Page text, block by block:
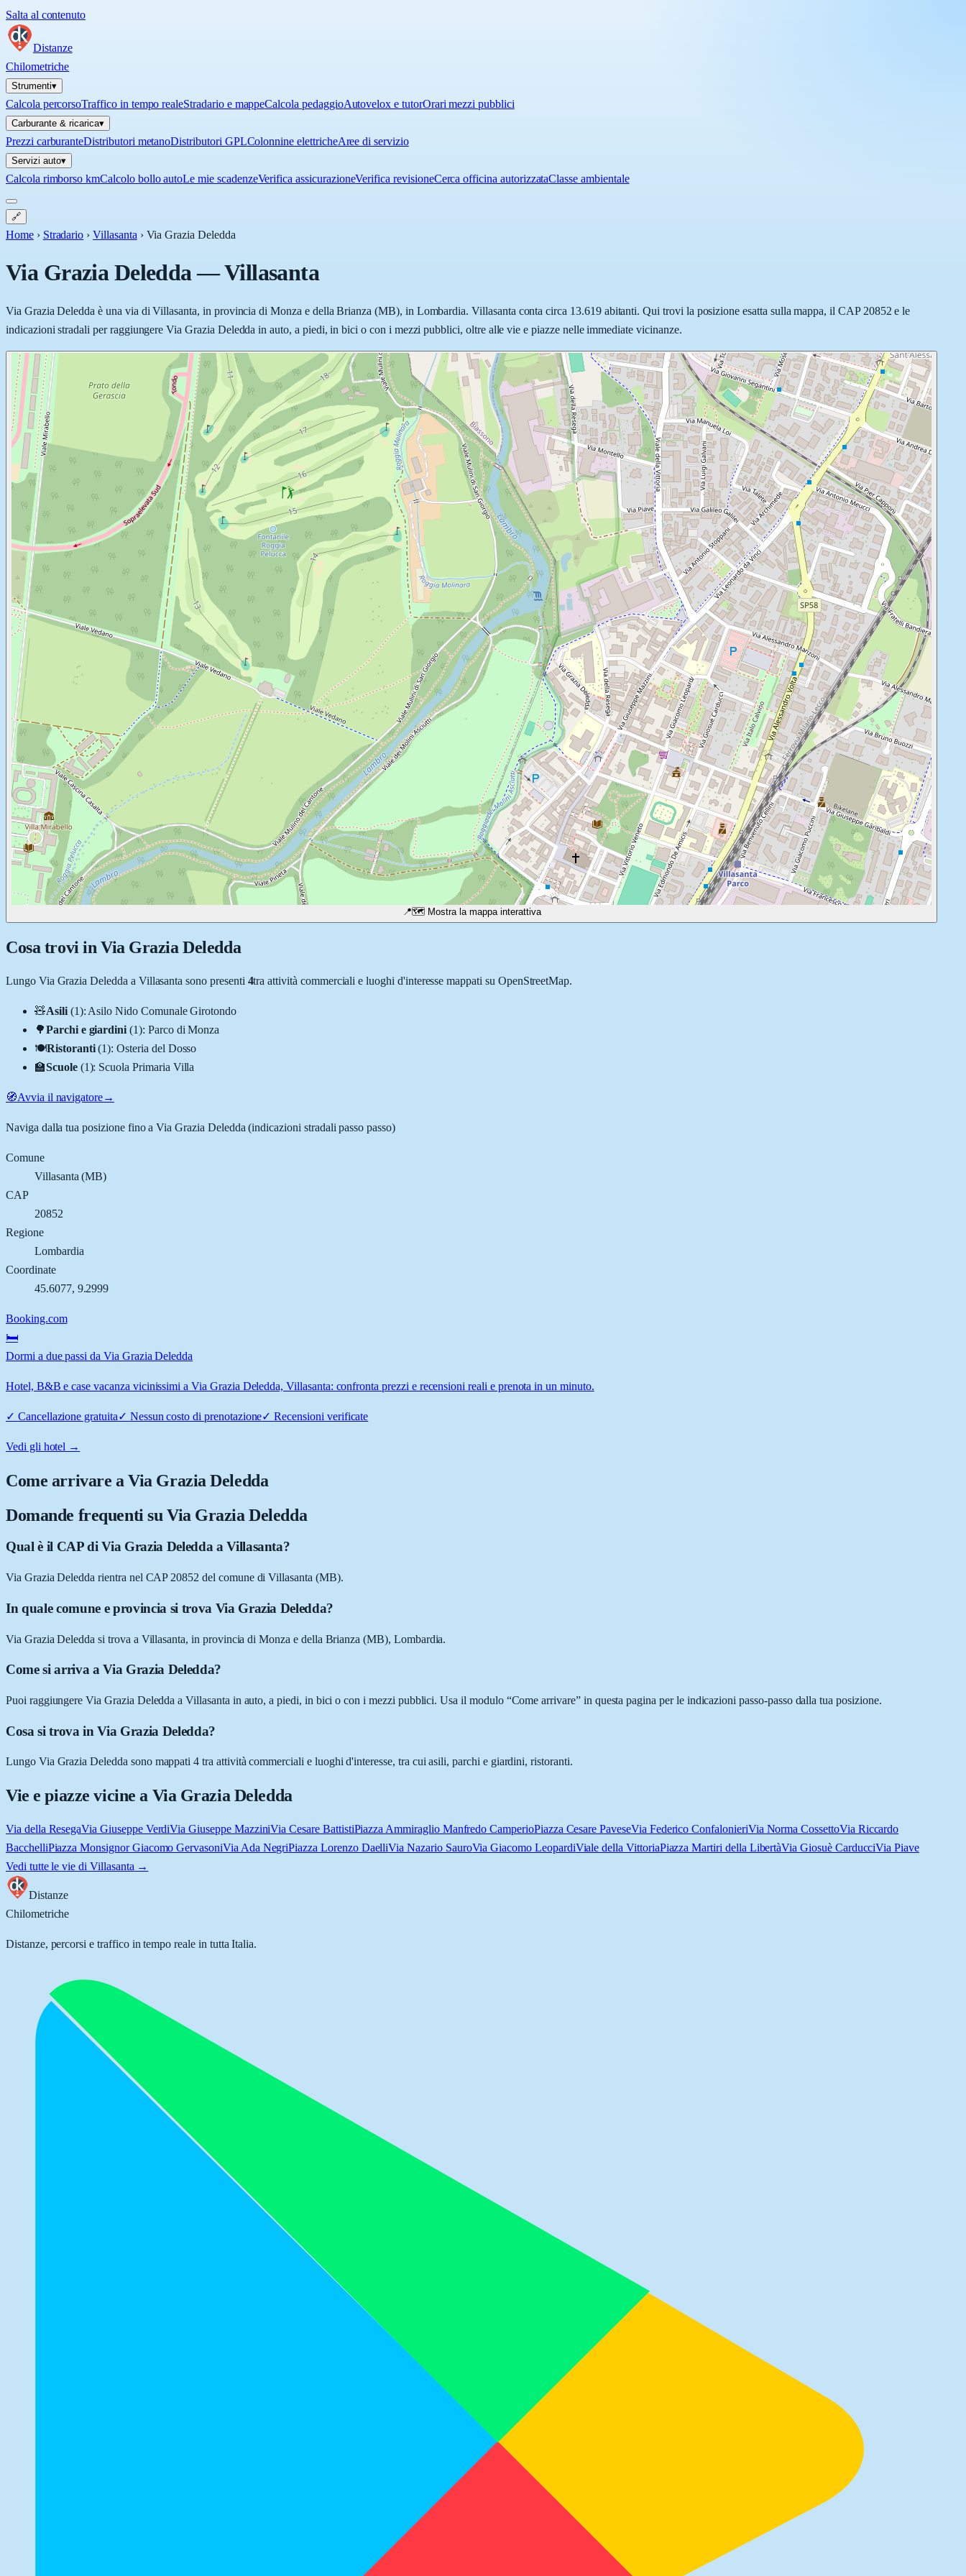
Salta al contenuto
Distanze
Chilometriche
Strumenti▾
Calcola percorsoTraffico in tempo realeStradario e mappeCalcola pedaggioAutovelox e tutorOrari mezzi pubblici
Carburante & ricarica▾
Prezzi carburanteDistributori metanoDistributori GPLColonnine elettricheAree di servizio
Servizi auto▾
Calcola rimborso kmCalcolo bollo autoLe mie scadenzeVerifica assicurazioneVerifica revisioneCerca officina autorizzataClasse ambientale
🔗
Home › Stradario › Villasanta › Via Grazia Deledda
Via Grazia Deledda—Villasanta
Via Grazia Deledda è una via di Villasanta, in provincia di Monza e della Brianza (MB), in Lombardia. Villasanta conta circa 13.619 abitanti. Qui trovi la posizione esatta sulla mappa, il CAP 20852 e le
indicazioni stradali per raggiungere Via Grazia Deledda in auto, a piedi, in bici o con i mezzi pubblici, oltre alle vie e piazze nelle immediate vicinanze.
📍🗺️ Mostra la mappa interattiva
Cosa trovi in Via Grazia Deledda
Lungo Via Grazia Deledda a Villasanta sono presenti 4tra attività commerciali e luoghi d'interesse mappati su OpenStreetMap.
🧸Asili (1): Asilo Nido Comunale Girotondo
🌳Parchi e giardini (1): Parco di Monza
🍽️Ristoranti (1):Osteria del Dosso
🏫Scuole (1): Scuola Primaria Villa
🧭Avvia il navigatore→
Naviga dalla tua posizione fino aVia Grazia Deledda (indicazioni stradali passo passo)
Comune
Villasanta (MB)
CAP
20852
Regione
Lombardia
Coordinate
45.6077, 9.2999
Booking.com
🛏️
Dormi a due passi da Via Grazia Deledda
Hotel, B&B e case vacanza vicinissimi a Via Grazia Deledda, Villasanta: confronta prezzi e recensioni reali e prenota in un minuto.
✓ Cancellazione gratuita✓ Nessun costo di prenotazione✓Recensioni verificate
Vedi gli hotel →
Come arrivare aVia Grazia Deledda
Domande frequenti su Via Grazia Deledda
Qual è il CAP di Via Grazia Deledda a Villasanta?
Via Grazia Deledda rientra nel CAP 20852 del comune di Villasanta (MB).
In quale comune e provincia si trova Via Grazia Deledda?
Via Grazia Deledda si trova a Villasanta, in provincia di Monza e della Brianza (MB), Lombardia.
Come si arriva a Via Grazia Deledda?
Puoi raggiungere Via Grazia Deledda a Villasanta in auto, a piedi, in bici o con i mezzi pubblici. Usa il modulo “Come arrivare” in questa pagina per le indicazioni passo-passo dalla tua posizione.
Cosa si trova in Via Grazia Deledda?
Lungo Via Grazia Deledda sono mappati 4 tra attività commerciali e luoghi d'interesse, tra cui asili, parchi e giardini, ristoranti.
Vie e piazze vicine a Via Grazia Deledda
Via della ResegaVia Giuseppe VerdiVia Giuseppe MazziniVia Cesare BattistiPiazza Ammiraglio Manfredo CamperioPiazza Cesare PaveseVia Federico ConfalonieriVia Norma CossettoVia Riccardo
BacchelliPiazza Monsignor Giacomo GervasoniVia Ada NegriPiazza Lorenzo DaelliVia Nazario SauroVia Giacomo LeopardiViale della VittoriaPiazza Martiri della LibertàVia Giosuè CarducciVia Piave
Vedi tutte le vie di Villasanta →
Distanze
Chilometriche
Distanze, percorsi e traffico in tempo reale in tutta Italia.